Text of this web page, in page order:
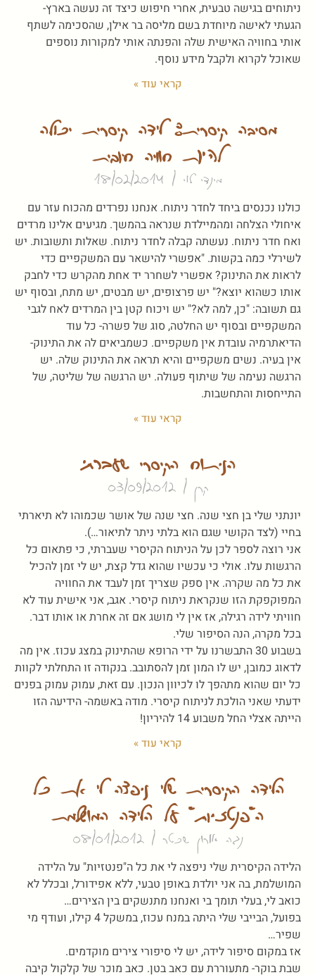
ניתוחים בגישה טבעית, אחרי חיפוש כיצד זה נעשה בארץ-
הגעתי לאישה מיוחדת בשם מליסה בר אילן, שהסכימה לשתף
אותי בחוויה האישית שלה והפנתה אותי למקורות נוספים
שאוכל לקרוא ולקבל מידע נוסף.
קראי עוד »
מסיבה קיסרית: לידה קיסרית יכולה
להיות חוויה חיובית
מינדי לוי
כולנו נכנסים ביחד לחדר ניתוח. אנחנו נפרדים מהכוח עזר עם
איחולי הצלחה ומהמיילדת שנראה בהמשך. מגיעים אלינו מרדים
ואח חדר ניתוח. נעשתה קבלה לחדר ניתוח. שאלות ותשובות. יש
לשירלי כמה בקשות. "אפשרי להישאר עם המשקפיים כדי
לראות את התינוק? אפשרי לשחרר יד אחת מהקרש כדי לחבק
אותו כשהוא יוצא?" יש פרצופים, יש מבטים, יש מתח, ובסוף יש
גם תשובה: "כן, למה לא?" יש ויכוח קטן בין המרדים לאח לגבי
המשקפיים ובסוף יש החלטה, סוג של פשרה- כל עוד
הדיאתרמיה עובדת אין משקפיים. כשמביאים לה את התינוק-
אין בעיה. נשים משקפיים והיא תראה את התינוק שלה. יש
הרגשה נעימה של שיתוף פעולה. יש הרגשה של שליטה, של
התייחסות והתחשבות.
קראי עוד »
הניתוח הקיסרי שעברתי
קרן 03/09/2012
יונתני שלי בן חצי שנה. חצי שנה של אושר שכמוהו לא תיארתי
בחיי (לצד הקושי שגם הוא בלתי ניתר לתיאור…).
אני רוצה לספר לכן על הניתוח הקיסרי שעברתי, כי פתאום כל
הרגשות עלו. אולי כי עכשיו שהוא גדל קצת, יש לי זמן להכיל
את כל מה שקרה. אין ספק שצריך זמן לעבד את החוויה
המפוקפקת הזו שנקראת ניתוח קיסרי. אגב, אני אישית עוד לא
חוויתי לידה רגילה, אז אין לי מושג אם זה אחרת או אותו דבר.
בכל מקרה, הנה הסיפור שלי.
בשבוע 30 התבשרנו על ידי הרופא שהתינוק במצג עכוז. אין מה
לדאוג כמובן, יש לו המון זמן להסתובב. בנקודה זו התחלתי לקוות
כל יום שהוא מתהפך לו לכיוון הנכון. עם זאת, עמוק עמוק בפנים
ידעתי שאני הולכת לניתוח קיסרי. מודה באשמה- הידיעה הזו
הייתה אצלי החל משבוע 14 להיריון!
קראי עוד »
הלידה הקיסרית שלי ניפצה לי את כל
ה"פנטזיות" על הלידה המושלמת
נגה אורון שכטר 08/01/2012
הלידה הקיסרית שלי ניפצה לי את כל ה"פנטזיות" על הלידה
המושלמת, בה אני יולדת באופן טבעי, ללא אפידורל, ובכלל לא
כואב לי, בעלי תומך בי ואנחנו מתנשקים בין הצירים…
בפועל, הבייבי שלי היתה במנח עכוז, במשקל 4 קילו, ועודף מי
שפיר…
אז במקום סיפור לידה, יש לי סיפורי צירים מוקדמים.
שבת בוקר- מתעוררת עם כאב בטן. כאב מוכר של קלקול קיבה